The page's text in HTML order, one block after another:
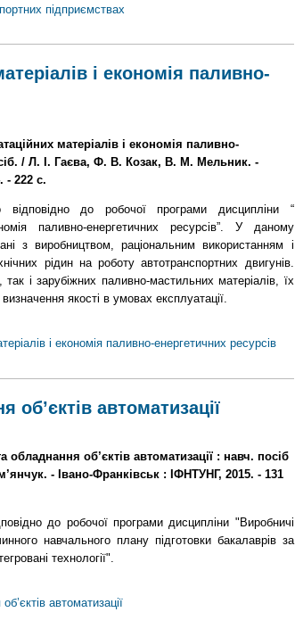
підприємствах
і економія паливно-
матеріалів і економія паливно-
/ Л. І. Гаєва, Ф. В. Козак, В. М. Мельник. -
- 222 с.
відповідно до робочої програми дисципліни “
паливно-енергетичних ресурсів”. У даному
з виробництвом, раціональним використанням і
рідин на роботу автотранспортних двигунів.
і зарубіжних паливно-мастильних матеріалів, їх
якості в умовах експлуатації.
і економія паливно-енергетичних ресурсів
автоматизації
об’єктів автоматизації : навч. посіб
- Івано-Франківськ : ІФНТУНГ, 2015. - 131
до робочої програми дисципліни "Виробничі
навчального плану підготовки бакалаврів за
технології".
автоматизації